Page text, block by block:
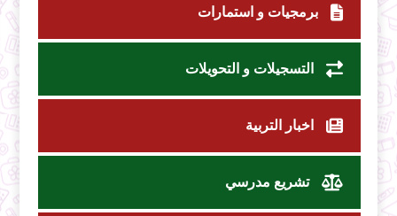
برمجيات و استمارات
التسجيلات و التحويلات
اخبار التربية
تشريع مدرسي